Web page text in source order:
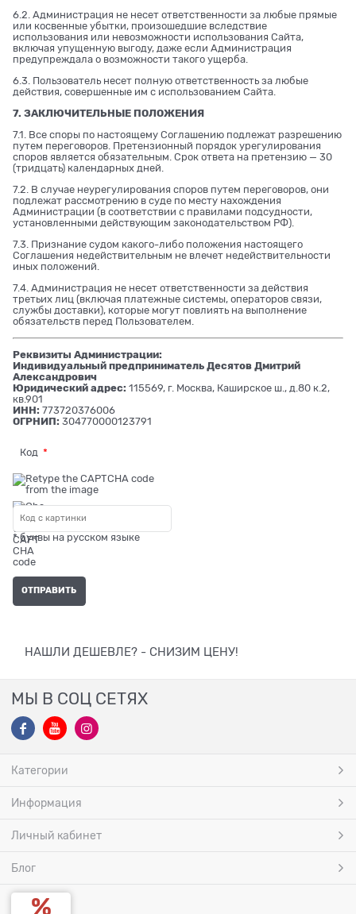
6.2. Администрация не несет ответственности за любые прямые
или косвенные убытки, произошедшие вследствие
использования или невозможности использования Сайта,
включая упущенную выгоду, даже если Администрация
предупреждала о возможности такого ущерба.
6.3. Пользователь несет полную ответственность за любые
действия, совершенные им с использованием Сайта.
7. ЗАКЛЮЧИТЕЛЬНЫЕ ПОЛОЖЕНИЯ
7.1. Все споры по настоящему Соглашению подлежат разрешению
путем переговоров. Претензионный порядок урегулирования
споров является обязательным. Срок ответа на претензию — 30
(тридцать) календарных дней.
7.2. В случае неурегулирования споров путем переговоров, они
подлежат рассмотрению в суде по месту нахождения
Администрации (в соответствии с правилами подсудности,
установленными действующим законодательством РФ).
7.3. Признание судом какого-либо положения настоящего
Соглашения недействительным не влечет недействительности
иных положений.
7.4. Администрация не несет ответственности за действия
третьих лиц (включая платежные системы, операторов связи,
службы доставки), которые могут повлиять на выполнение
обязательств перед Пользователем.
Реквизиты Администрации:
Индивидуальный предприниматель Десятов Дмитрий
Александрович
Юридический адрес: 115569, г. Москва, Каширское ш., д.80 к.2,
кв.901
ИНН: 773720376006
ОГРНИП: 304770000123791
Код
* буквы на русском языке
НАШЛИ ДЕШЕВЛЕ? - СНИЗИМ ЦЕНУ!
МЫ В СОЦ СЕТЯХ
Категории
Информация
Личный кабинет
Блог